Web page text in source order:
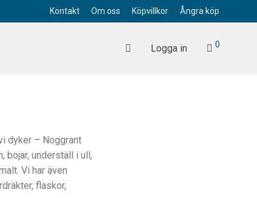
Kontakt Om oss Köpvillkor Ångra köp
Logga in 0
dyker – Noggrant
bojar, underställ i ull,
Vi har även
flaskor,